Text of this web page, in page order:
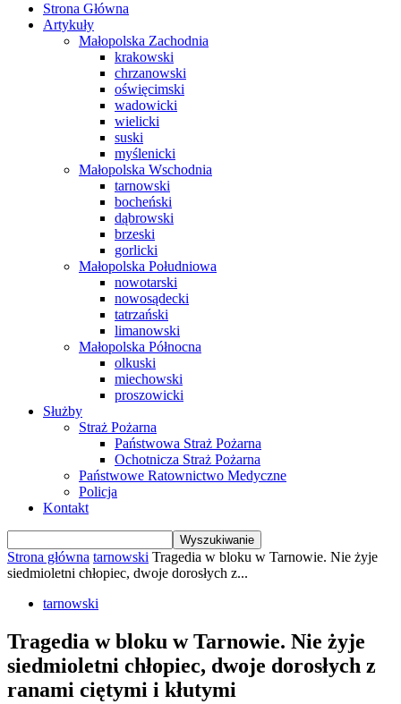
Strona Główna
Artykuły
Małopolska Zachodnia
krakowski
chrzanowski
oświęcimski
wadowicki
wielicki
suski
myślenicki
Małopolska Wschodnia
tarnowski
bocheński
dąbrowski
brzeski
gorlicki
Małopolska Południowa
nowotarski
nowosądecki
tatrzański
limanowski
Małopolska Północna
olkuski
miechowski
proszowicki
Służby
Straż Pożarna
Państwowa Straż Pożarna
Ochotnicza Straż Pożarna
Państwowe Ratownictwo Medyczne
Policja
Kontakt
Strona główna tarnowski Tragedia w bloku w Tarnowie. Nie żyje
siedmioletni chłopiec, dwoje dorosłych z...
tarnowski
Tragedia w bloku w Tarnowie. Nie żyje
siedmioletni chłopiec, dwoje dorosłych z
ranami ciętymi i kłutymi